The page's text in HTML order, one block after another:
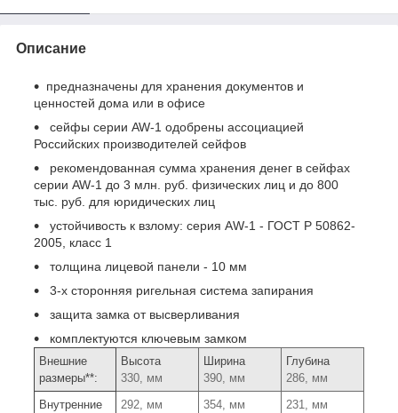
Описание
предназначены для хранения документов и
ценностей дома или в офисе
сейфы серии AW-1 одобрены ассоциацией
Российских производителей сейфов
рекомендованная сумма хранения денег в сейфах
серии AW-1 до 3 млн. руб. физических лиц и до 800
тыс. руб. для юридических лиц
устойчивость к взлому: серия АW-1 - ГОСТ Р 50862-
2005, класс 1
толщина лицевой панели - 10 мм
3-х сторонняя ригельная система запирания
защита замка от высверливания
комплектуются ключевым замком
Внешние
размеры**:
Высота
330, мм
Ширина
390, мм
Глубина
286, мм
Внутренние
292, мм 354, мм 231, мм